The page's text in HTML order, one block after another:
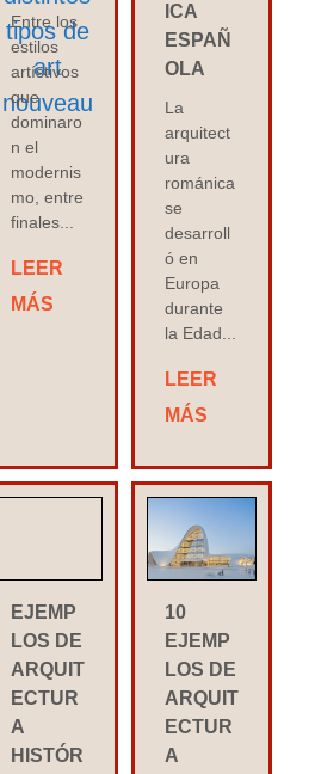
Entre los
estilos
artístivos
que
dominaro
n el
modernis
mo, entre
finales...
LEER
MÁS
ICA
ESPAÑ
OLA
La
arquitect
ura
románica
se
desarroll
ó en
Europa
durante
la Edad...
LEER
MÁS
EJEMP
LOS DE
ARQUIT
ECTUR
A
HISTÓR
10
EJEMP
LOS DE
ARQUIT
ECTUR
A